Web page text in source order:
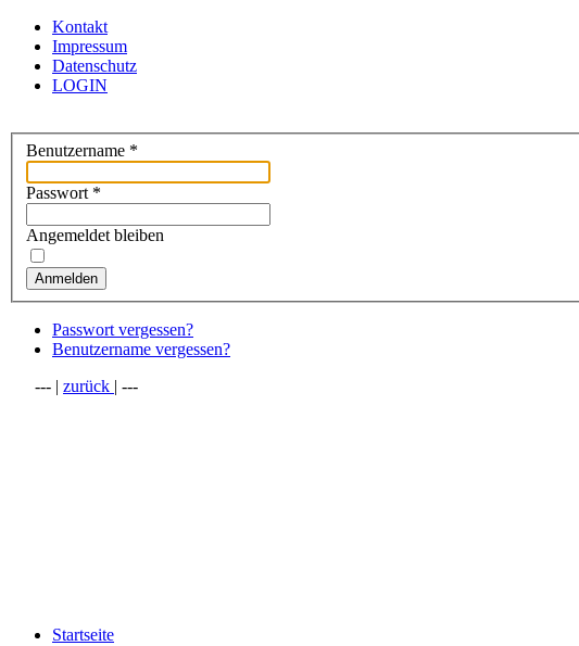
Kontakt
Impressum
Datenschutz
LOGIN
Benutzername *
Passwort *
Angemeldet bleiben
Anmelden
Passwort vergessen?
Benutzername vergessen?
--- | zurück | ---
Startseite